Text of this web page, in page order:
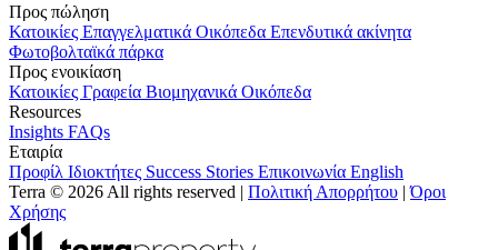
Προς πώληση
Κατοικίες Επαγγελματικά Οικόπεδα Επενδυτικά ακίνητα
Φωτοβολταϊκά πάρκα
Προς ενοικίαση
Κατοικίες Γραφεία Βιομηχανικά Οικόπεδα
Resources
Insights FAQs
Εταιρία
Προφίλ Ιδιοκτήτες Success Stories Επικοινωνία English
Terra © 2026 All rights reserved | Πολιτική Απορρήτου |Όροι
Χρήσης